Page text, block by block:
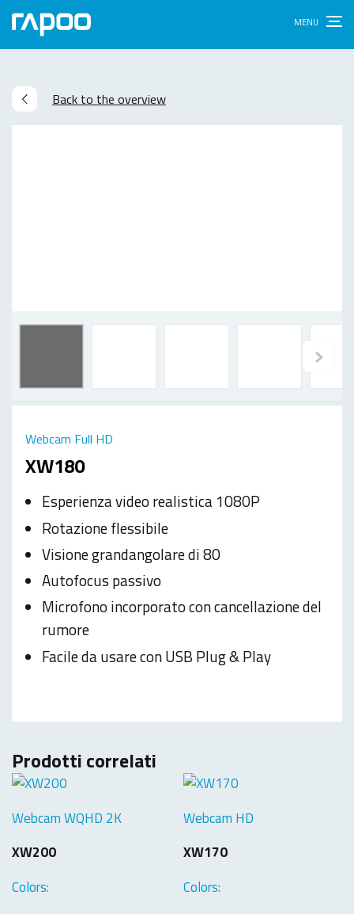
Back to the overview
XW180
Webcam Full HD
Esperienza video realistica 1080P
Rotazione flessibile
Visione grandangolare di 80
Autofocus passivo
Microfono incorporato con cancellazione del
rumore
Facile da usare con USB Plug & Play
Prodotti correlati
Webcam WQHD 2K
XW200
Colors:
Webcam HD
XW170
Colors: